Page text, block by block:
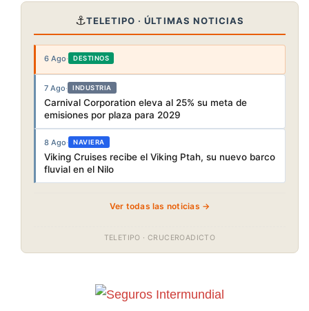
⚓TELETIPO · ÚLTIMAS NOTICIAS
6 Ago· DESTINOS
7 Ago· INDUSTRIA
Carnival Corporation eleva al 25% su meta de
emisiones por plaza para 2029
8 Ago· NAVIERA
Viking Cruises recibe el Viking Ptah, su nuevo barco
fluvial en el Nilo
Ver todas las noticias →
TELETIPO · CRUCEROADICTO